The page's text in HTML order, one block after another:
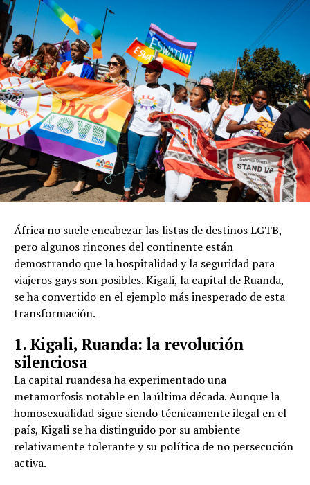
África no suele encabezar las listas de destinos LGTB,
pero algunos rincones del continente están
demostrando que la hospitalidad y la seguridad para
viajeros gays son posibles. Kigali, la capital de Ruanda,
se ha convertido en el ejemplo más inesperado de esta
transformación.
1. Kigali, Ruanda: la revolución
silenciosa
La capital ruandesa ha experimentado una
metamorfosis notable en la última década. Aunque la
homosexualidad sigue siendo técnicamente ilegal en el
país, Kigali se ha distinguido por su ambiente
relativamente tolerante y su política de no persecución
activa.